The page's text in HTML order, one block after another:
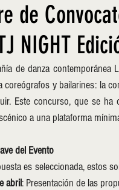
de
NIGHT
de danza contemporánea
coreógrafos y bailarines: la
Este concurso, que se ha
a una plataforma
del Evento
abril: Presentación de las